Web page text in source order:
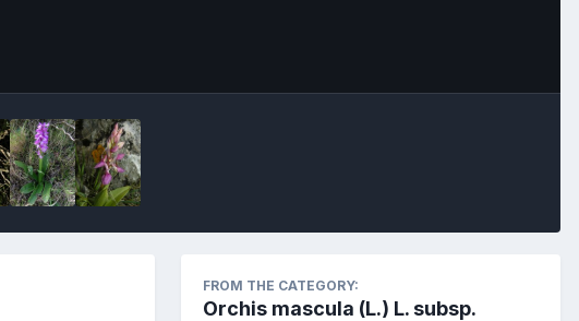
FROM THE CATEGORY:
Orchis mascula (L.) L. subsp.